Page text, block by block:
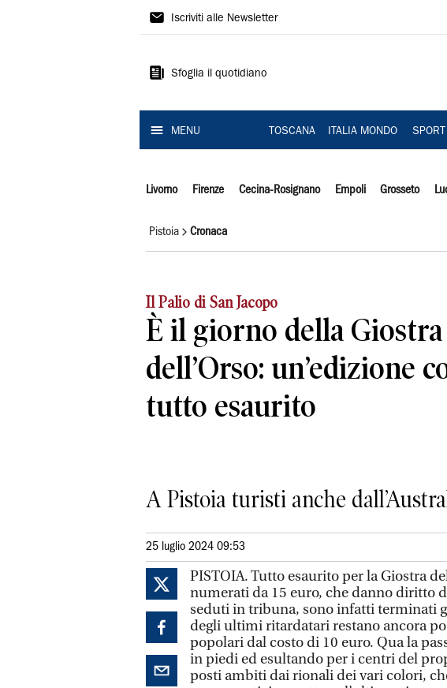
Il
Iscriviti alle Newsletter
Sfoglia il quotidiano
MENU TOSCANA ITALIA MONDO SPORT
Livorno Firenze Cecina-Rosignano Empoli Grosseto
Pistoia Cronaca
Il Palio di San Jacopo
È il giorno della Giostra
dell’Orso: un’edizione
tutto esaurito
A Pistoia turisti anche
25 luglio 2024 09:53
PISTOIA. Tutto esaurito per la Giostra
numerati da 15 euro, che danno diritto
seduti in tribuna, sono infatti terminati
degli ultimi ritardatari restano ancora
popolari dal costo di 10 euro. Qua la
in piedi ed esultando per i centri del
posti ambiti dai rionali dei vari colori,